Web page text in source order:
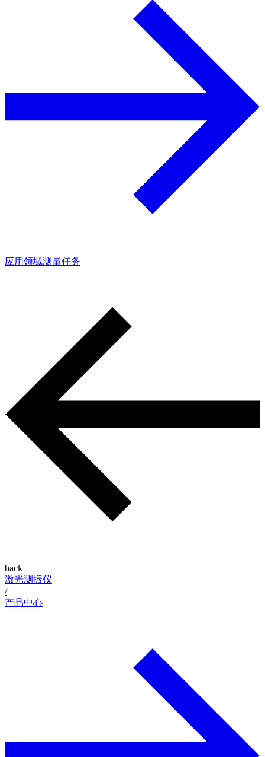
应用领域测量任务
back
激光测振仪
/
产品中心